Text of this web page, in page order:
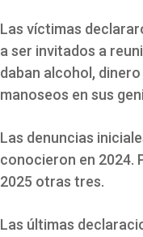
Las víctimas
a ser invitados a
daban alcohol,
manoseos en sus
Las denuncias
conocieron en 2024.
2025 otras tres.
Las últimas